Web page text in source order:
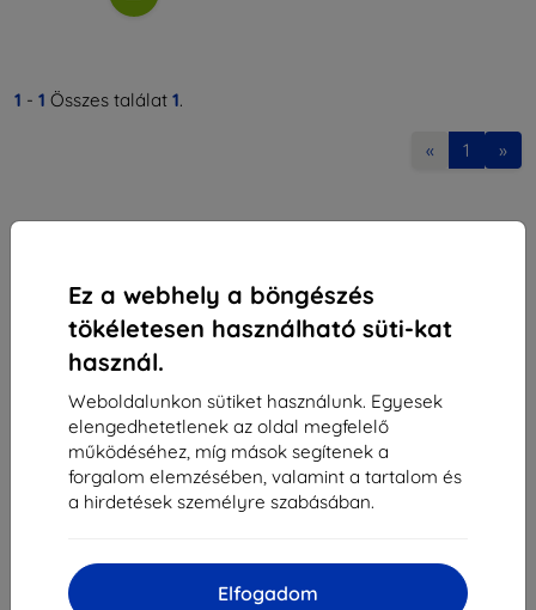
Ez a webhely a böngészés
tökéletesen használható süti-kat
használ.
Weboldalunkon sütiket használunk. Egyesek
elengedhetetlenek az oldal megfelelő
működéséhez, míg mások segítenek a
forgalom elemzésében, valamint a tartalom és
a hirdetések személyre szabásában.
Elfogadom
1 - 1 Összes találat 1.
« 1 »
Shield-Sk s.r.o.
Rudolf Mocka utca 3750/2A
841 04 Bratislava
Cégjegyzékszám:46701494
ÁFA-azonosító:SK2023549671
info@top4mobile.eu